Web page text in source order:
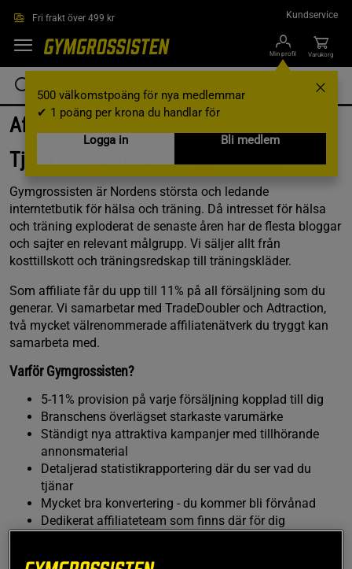
Fri frakt över 499 kr Kundservice
Min profil
500 välkomstpoäng för nya medlemmar
✔ 1 poäng per krona du handlar för
Logga in
Bli medlem
Varukorg
Affiliate
Tjäna pengar på din blogg eller sajt!
Gymgrossisten är Nordens största och ledande
interntetbutik för hälsa och träning. Då intresset för hälsa
och träning exploderat de senaste åren har de flesta bloggar
och sajter en relevant målgrupp. Vi säljer allt från
kosttillskott och träningsredskap till träningskläder.
Som affiliate får du upp till 11% på all försäljning som du
generar. Vi samarbetar med TradeDoubler och Adtraction,
två mycket välrenommerade affiliatenätverk du tryggt kan
samarbeta med.
Varför Gymgrossisten?
5-11% provision på varje försäljning kopplad till dig
Branschens överlägset starkaste varumärke
Ständigt nya attraktiva kampanjer med tillhörande
annonsmaterial
Detaljerad statistikrapportering där du ser vad du
tjänar
Mycket bra konvertering - du kommer bli förvånad
Dedikerat affiliateteam som finns där för dig